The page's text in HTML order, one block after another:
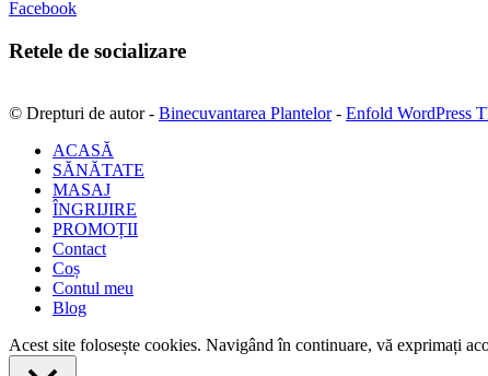
Facebook
Retele de socializare
© Drepturi de autor - Binecuvantarea Plantelor- Enfold WordPress
ACASĂ
SĂNĂTATE
MASAJ
ÎNGRIJIRE
PROMOȚII
Contact
Coș
Contul meu
Blog
Acest site folosește cookies. Navigând în continuare, vă exprimați